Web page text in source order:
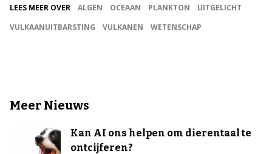
LEES MEER OVER ALGEN OCEAAN PLANKTON
UITGELICHT
VULKAANUITBARSTING
VULKANEN WETENSCHAP
Meer Nieuws
Kan AI ons helpen om dierentaal te
ontcijferen?